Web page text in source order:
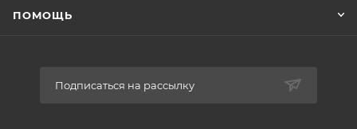
ПОМОЩЬ
Подписаться на рассылку